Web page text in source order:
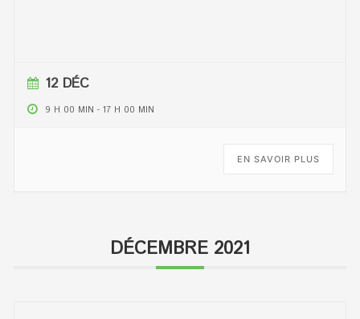
12 DÉC
9 H 00 MIN -17 H 00 MIN
EN SAVOIR PLUS
DÉCEMBRE 2021